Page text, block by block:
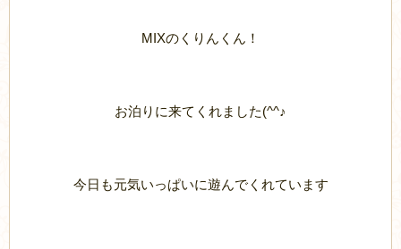
MIXのくりんくん！
お泊りに来てくれました(^^♪
今日も元気いっぱいに遊んでくれています